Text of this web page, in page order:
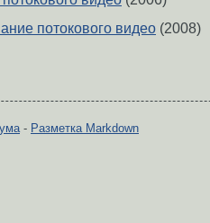
потокового видео (2008)
- Разметка Markdown